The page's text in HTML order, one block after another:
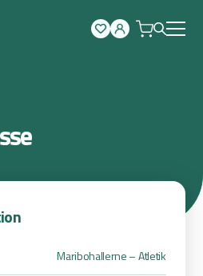
Maribohallerne – Atletik